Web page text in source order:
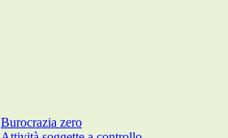
Burocrazia zero